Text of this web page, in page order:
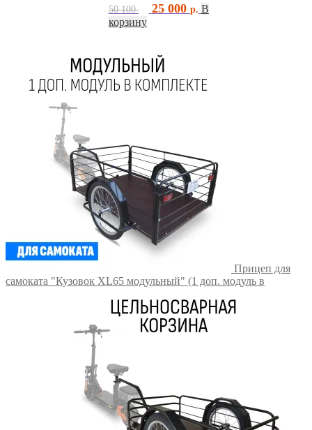
50 100
Первоначальная
100 ₽.
25 000
Текущая
В
корзину
Прицеп для
самоката "Кузовок XL65 модульный" (1 доп. модуль в